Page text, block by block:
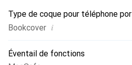
Type de coque pour téléphone
Bookcover i
Éventail de fonctions